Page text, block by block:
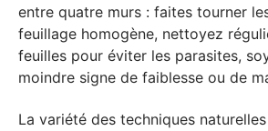
entre quatre murs : faites tourner
feuillage homogène, nettoyez
feuilles pour éviter les parasites,
moindre signe de faiblesse ou de
La variété des techniques